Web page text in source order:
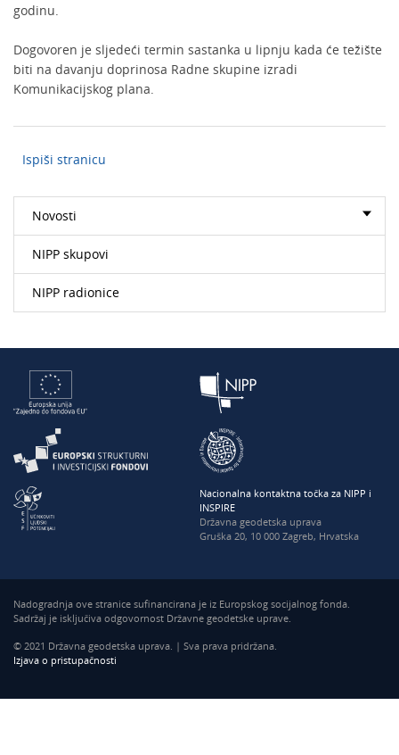
godinu.
Dogovoren je sljedeći termin sastanka u lipnju kada će težište
biti na davanju doprinosa Radne skupine izradi
Komunikacijskog plana.
Ispiši stranicu
Novosti
NIPP skupovi
NIPP radionice
Nacionalna kontaktna točka za NIPP i
INSPIRE
Državna geodetska uprava
Gruška 20, 10 000 Zagreb, Hrvatska
Nadogradnja ove stranice sufinancirana je iz Europskog socijalnog fonda.
Sadržaj je isključiva odgovornost Državne geodetske uprave.
© 2021 Državna geodetska uprava. | Sva prava pridržana.
Izjava o pristupačnosti